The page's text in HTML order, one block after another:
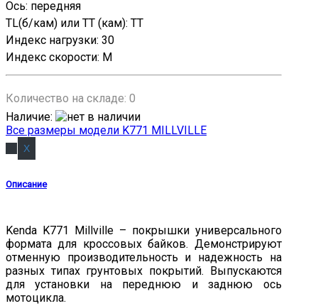
Ось: передняя
TL(б/кам) или TT (кам): TT
Индекс нагрузки: 30
Индекс скорости: M
Количество на складе: 0
Наличие:
Все размеры модели K771 MILLVILLE
Описание
Kenda K771 Millville – покрышки универсального
формата для кроссовых байков. Демонстрируют
отменную производительность и надежность на
разных типах грунтовых покрытий. Выпускаются
для установки на переднюю и заднюю ось
мотоцикла.